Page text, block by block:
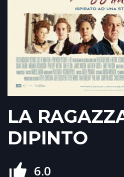
LA
DIPINTO
6.0